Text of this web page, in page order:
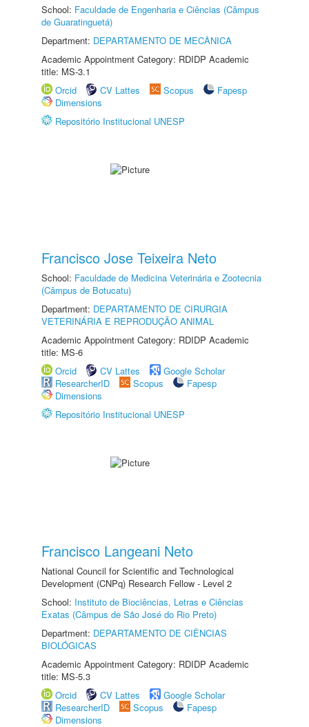
School: Faculdade de Engenharia e Ciências (Câmpus
de Guaratinguetá)
Department: DEPARTAMENTO DE MECÂNICA
Academic Appointment Category: RDIDP Academic
title: MS-3.1
Orcid
CV Lattes Scopus
Fapesp
Dimensions
Repositório Institucional UNESP
Francisco Jose Teixeira Neto
School: Faculdade de Medicina Veterinária e Zootecnia
(Câmpus de Botucatu)
Department: DEPARTAMENTO DE CIRURGIA
VETERINÁRIA E REPRODUÇÃO ANIMAL
Academic Appointment Category: RDIDP Academic
title: MS-6
Orcid
CV Lattes
Google Scholar
ResearcherID
Scopus
Fapesp
Dimensions
Repositório Institucional UNESP
Francisco Langeani Neto
National Council for Scientific and Technological
Development (CNPq) Research Fellow - Level 2
School: Instituto de Biociências, Letras e Ciências
Exatas (Câmpus de São José do Rio Preto)
Department: DEPARTAMENTO DE CIÊNCIAS
BIOLÓGICAS
Academic Appointment Category: RDIDP Academic
title: MS-5.3
Orcid
CV Lattes
Google Scholar
ResearcherID
Scopus
Fapesp
Dimensions